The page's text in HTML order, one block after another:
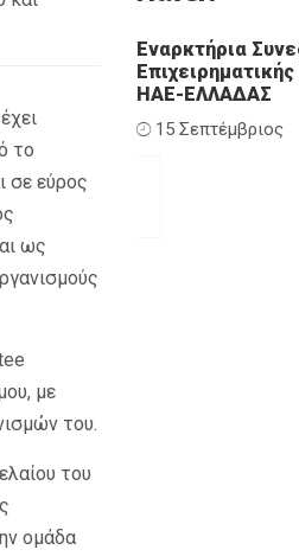
το
σε εύρος
ως
με
του.
του
ομάδα
Εναρκτήρια
ΗΑΕ-ΕΛΛΑΔΑΣ
15 Σεπτέμβριος